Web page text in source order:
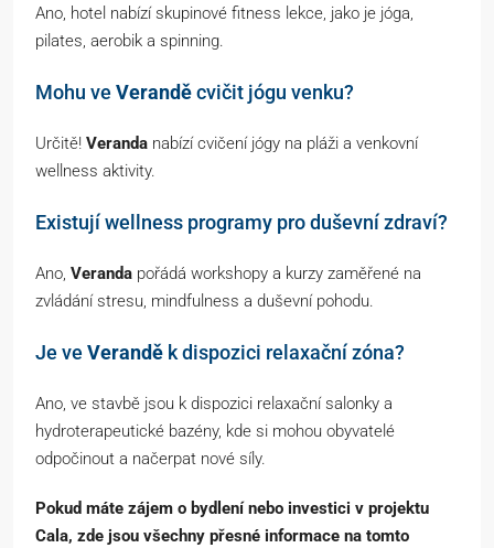
Ano, hotel nabízí skupinové fitness lekce, jako je jóga,
pilates, aerobik a spinning.
Mohu ve Veranděcvičit jógu venku?
Určitě! Veranda nabízí cvičení jógy na pláži a venkovní
wellness aktivity.
Existují wellness programy pro duševní zdraví?
Ano, Veranda pořádá workshopy a kurzy zaměřené na
zvládání stresu, mindfulness a duševní pohodu.
Je ve Verandě k dispozici relaxační zóna?
Ano, ve stavbě jsou k dispozici relaxační salonky a
hydroterapeutické bazény, kde si mohou obyvatelé
odpočinout a načerpat nové síly.
Pokud máte zájem o bydlení nebo investici v projektu
Cala, zde jsou všechny přesné informace na tomto